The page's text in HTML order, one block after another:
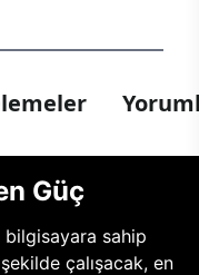
Güç
sahip
çalışacak, en